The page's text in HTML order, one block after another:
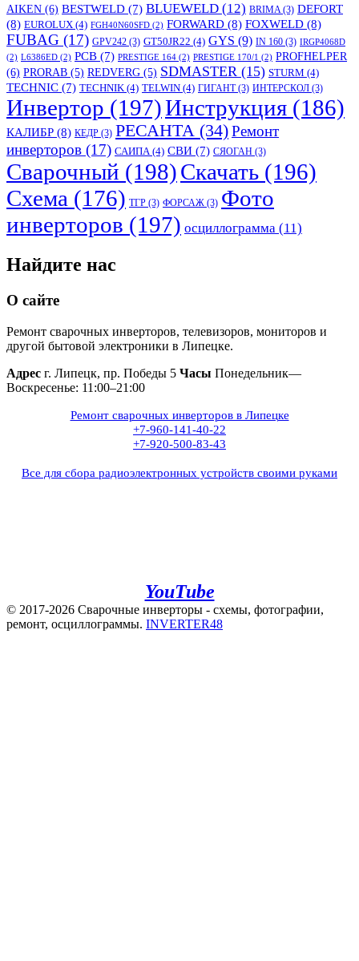
AIKEN (6) BESTWELD (7) BLUEWELD (12) BRIMA(3) DEFORT
(8) EUROLUX (4) FGH40N60SFD (2) FORWARD (8) FOXWELD (8)
FUBAG (17) GPV242 (3) GT50JR22 (4) GYS (9) IN 160 (3) IRGP4068D
(2) L6386ED (2) PCB (7) PRESTIGE 164 (2) PRESTIGE 170/1 (2) PROFHELPER
(6) PRORAB (5) REDVERG (5) SDMASTER (15) STURM (4)
TECHNIC (7) TECHNIK (4) TELWIN (4) ГИГАНТ(3) ИНТЕРСКОЛ (3)
Инвертор (197)Инструкция (186)
КАЛИБР (8) КЕДР (3) РЕСАНТА (34)Ремонт
инверторов (17) САИПА(4) СВИ (7) СЯОГАН (3)
Сварочный (198)Скачать (196)
Схема (176) ТГР (3) ФОРСАЖ (3) Фото
инверторов (197) осциллограмма (11)
Найдите нас
О сайте
Ремонт сварочных инверторов, телевизоров, мониторов и
другой бытовой электроники в Липецке.
Адрес г. Липецк, пр. Победы 5 Часы Понедельник—
Воскресенье: 11:00–21:00
Ремонт сварочных инверторов в Липецке
+7-960-141-40-22
+7-920-500-83-43
Все для сбора радиоэлектронных устройств своими руками
YouTube
© 2017-2026 Сварочные инверторы - схемы, фотографии,
ремонт, осциллограммы. INVERTER48